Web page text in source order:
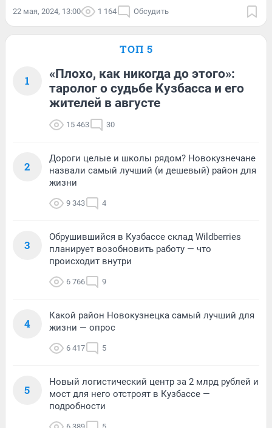
22 мая, 2024, 13:00 1 164 Обсудить
ТОП 5
1
«Плохо, как никогда до этого»:
таролог о судьбе Кузбасса и его
жителей в августе
15 463 30
2
Дороги целые и школы рядом? Новокузнечане
назвали самый лучший (и дешевый) район для
жизни
9 343 4
3
Обрушившийся в Кузбассе склад Wildberries
планирует возобновить работу — что
происходит внутри
6 766 9
4
Какой район Новокузнецка самый лучший для
жизни — опрос
6 417 5
5
Новый логистический центр за 2 млрд рублей и
мост для него отстроят в Кузбассе —
подробности